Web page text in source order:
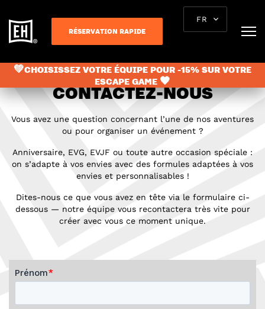
RÉSERVATION RAPIDE
FR
💚CHOISISSEZ VOTRE ÉQUIPE POUR -15% SUR VOTRE
ESCAPE GAME 🖤
CONTACTEZ-NOUS
Vous avez une question concernant l’une de nos aventures
ou pour organiser un événement ?
Anniversaire, EVG, EVJF ou toute autre occasion spéciale :
on s’adapte à vos envies avec des formules adaptées à vos
envies et personnalisables !
Dites-nous ce que vous avez en tête via le formulaire ci-
dessous — notre équipe vous recontactera très vite pour
créer avec vous ce moment unique.